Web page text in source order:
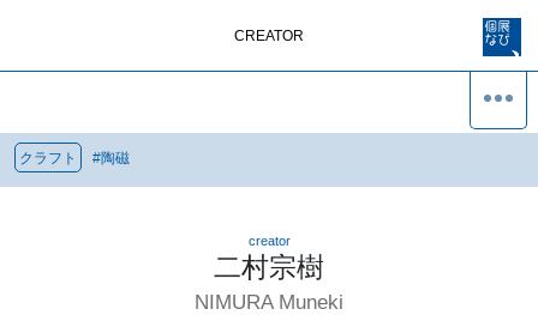
CREATOR
クラフト #陶磁
creator
二村宗樹
NIMURA Muneki